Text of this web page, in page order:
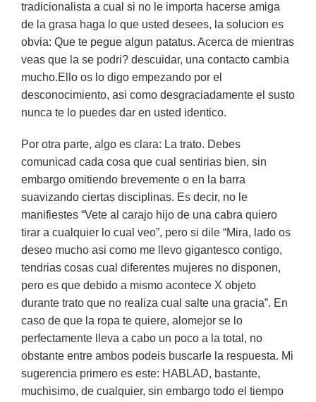
tradicionalista a cual si no le importa hacerse amiga
de la grasa haga lo que usted desees, la solucion es
obvia: Que te pegue algun patatus. Acerca de mientras
veas que la se podri? descuidar, una contacto cambia
mucho.Ello os lo digo empezando por el
desconocimiento, asi­ como desgraciadamente el susto
nunca te lo puedes dar en usted identico.
Por otra parte, algo es clara: La trato. Debes
comunicad cada cosa que cual sentirias bien, sin
embargo omitiendo brevemente o en la barra
suavizando ciertas disciplinas. Es decir, no le
manifiestes “Vete al carajo hijo de una cabra quiero
tirar a cualquier lo cual veo”, pero si dile “Mira, lado os
deseo mucho asi­ como me llevo gigantesco contigo,
tendri­as cosas cual diferentes mujeres no disponen,
pero es que debido a mismo acontece X objeto
durante trato que no realiza cual salte una gracia”. En
caso de que la ropa te quiere, alomejor se lo
perfectamente lleva a cabo un poco a la total, no
obstante entre ambos podeis buscarle la respuesta. Mi
sugerencia primero es este: HABLAD, bastante,
muchisimo, de cualquier, sin embargo todo el tiempo